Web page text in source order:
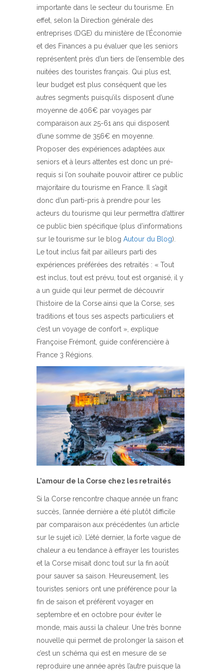
importante dans le secteur du tourisme. En
effet, selon la Direction générale des
entreprises (DGE) du ministère de l’Économie
et des Finances a pu évaluer que les seniors
représentent près d’un tiers de l’ensemble des
nuitées des touristes français. Qui plus est,
leur budget est plus conséquent que les
autres segments puisqu’ils disposent d’une
moyenne de 406€ par voyages par
comparaison aux 25-61 ans qui disposent
d’une somme de 356€ en moyenne.
Proposer des expériences adaptées aux
seniors et à leurs attentes est donc un pré-
requis si l’on souhaite pouvoir attirer ce public
majoritaire du tourisme en France. Il s’agit
donc d’un parti-pris à prendre pour les
acteurs du tourisme qui leur permettra d’attirer
ce public bien spécifique (plus d’informations
sur le tourisme sur le blog Autour du Blog).
Le tout inclus fait par ailleurs parti des
expériences préférées des retraités : « Tout
est inclus, tout est prévu, tout est organisé, il y
a un guide qui leur permet de découvrir
l’histoire de la Corse ainsi que la Corse, ses
traditions et tous ses aspects particuliers et
c’est un voyage de confort », explique
Françoise Frémont, guide conférencière à
France 3 Régions.
L’amour de la Corse chez les retraités
Si la Corse rencontre chaque année un franc
succès, l’année dernière a été plutôt difficile
par comparaison aux précédentes (un article
sur le sujet ici). L’été dernier, la forte vague de
chaleur a eu tendance à effrayer les touristes
et la Corse misait donc tout sur la fin août
pour sauver sa saison. Heureusement, les
touristes seniors ont une préférence pour la
fin de saison et préfèrent voyager en
septembre et en octobre pour éviter le
monde, mais aussi la chaleur. Une très bonne
nouvelle qui permet de prolonger la saison et
c’est un schéma qui est en mesure de se
reproduire une année après l’autre puisque la